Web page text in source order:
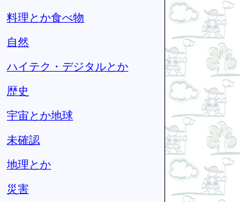
料理とか食べ物
自然
ハイテク・デジタルとか
歴史
宇宙とか地球
未確認
地理とか
災害